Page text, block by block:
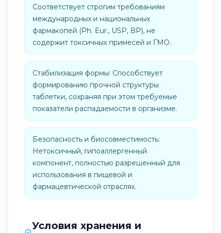
Соответствует строгим требованиям
международных и национальных
фармакопей (Ph. Eur., USP, BP), не
содержит токсичных примесей и ГМО.
Стабилизация формы: Способствует
формированию прочной структуры
таблетки, сохраняя при этом требуемые
показатели распадаемости в организме.
Безопасность и биосовместимость:
Нетоксичный, гипоаллергенный
компонент, полностью разрешенный для
использования в пищевой и
фармацевтической отраслях.
Условия хранения и